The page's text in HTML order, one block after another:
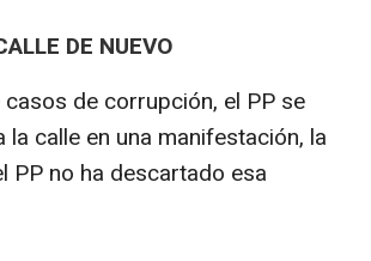
DE NUEVO
de corrupción, el PP se
calle en una manifestación, la
PP no ha descartado esa